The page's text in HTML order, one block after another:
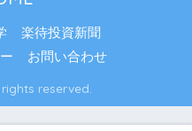
楽待投資新聞
お問い合わせ
reserved.